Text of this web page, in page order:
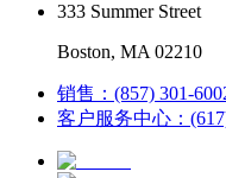
333 Summer Street
Boston, MA 02210
销售：(857) 301-
客户服务中心：